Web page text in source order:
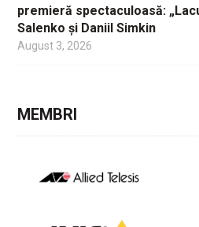
premieră spectaculoasă:
Salenko și Daniil Simkin
August 3, 2026
MEMBRI